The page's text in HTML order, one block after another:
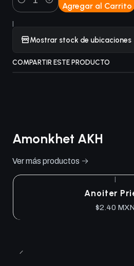
Cantidad Agregar al Carrito
|
Mostrar stock de ubicaciones
COMPARTIR ESTE PRODUCTO
Amonkhet AKH
Ver más productos
Anoiter
$2.40 MXN